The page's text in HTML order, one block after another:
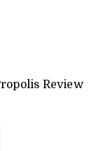
Review